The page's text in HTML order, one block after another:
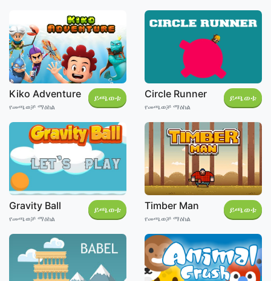
Kiko Adventure
የመጫወቻ ማዕከል
ይጫወቱ Circle Runner
የመጫወቻ ማዕከል
ይጫወቱ
Gravity Ball
የመጫወቻ ማዕከል
ይጫወቱ Timber Man
የመጫወቻ ማዕከል
ይጫወቱ